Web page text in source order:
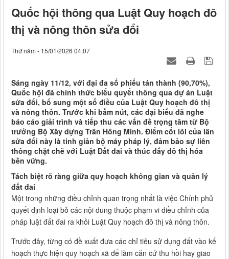
Quốc hội thông qua Luật Quy hoạch đô
thị và nông thôn sửa đổi
Thứ năm - 15/01/2026 04:07
Sáng ngày 11/12, với đại đa số phiếu tán thành (90,70%),
Quốc hội đã chính thức biểu quyết thông qua dự án Luật
sửa đổi, bổ sung một số điều của Luật Quy hoạch đô thị
và nông thôn. Trước khi bấm nút, các đại biểu đã nghe
báo cáo giải trình và tiếp thu các vấn đề trọng tâm từ Bộ
trưởng Bộ Xây dựng Trần Hồng Minh. Điểm cốt lõi của lần
sửa đổi này là tinh giản bộ máy pháp lý, đảm bảo sự liên
thông chặt chẽ với Luật Đất đai và thúc đẩy đô thị hóa
bền vững.
Tách biệt rõ ràng giữa quy hoạch không gian và quản lý
đất đai
Một trong những điều chỉnh quan trọng nhất là việc Chính phủ
quyết định loại bỏ các nội dung thuộc phạm vi điều chỉnh của
pháp luật đất đai ra khỏi Luật Quy hoạch đô thị và nông thôn.
Trước đây, từng có đề xuất đưa các chỉ tiêu sử dụng đất vào kế
hoạch thực hiện quy hoạch xã để làm căn cứ thu hồi hay giao